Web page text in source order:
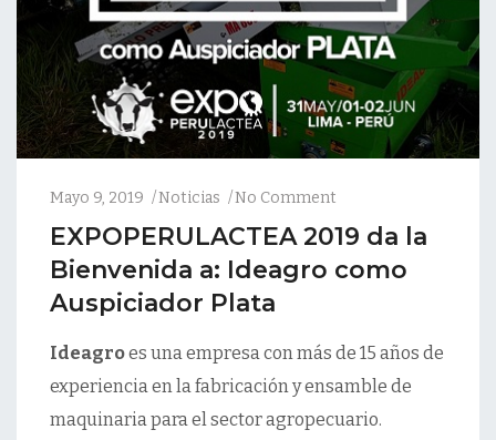
Mayo 9, 2019 Noticias No Comment
EXPOPERULACTEA 2019 da la
Bienvenida a: Ideagro como
Auspiciador Plata
Ideagroes una empresa con más de 15 años de
experiencia en la fabricación y ensamble de
maquinaria para el sector agropecuario.